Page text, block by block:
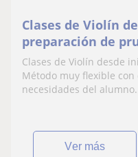
Clases de Violín
preparación de
Clases de Violín desde
Método muy flexible
necesidades del
ver más